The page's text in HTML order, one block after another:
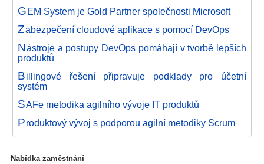
GEM System je Gold Partner společnosti Microsoft
Zabezpečení cloudové aplikace s pomocí DevOps
Nástroje a postupy DevOps pomáhají v tvorbě lepších
produktů
Billingové řešení připravuje podklady pro účetní
systém
SAFe metodika agilního vývoje IT produktů
Produktový vývoj s podporou agilní metodiky Scrum
Nabídka zaměstnání